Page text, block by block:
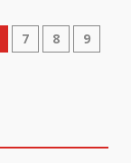
7 8
9